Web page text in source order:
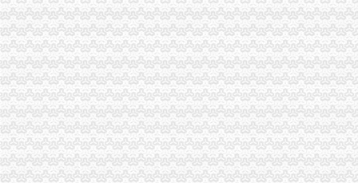
巫溪局立足“三个抓手”重庆代办公司提升干部职工精气
忠县局重庆代办公司四举措开展问题食品清查
秀山局创新机制扎实开展“唱读讲”重庆代办公司活动
九龙坡局重庆代办公司提出五项要求部署保护台湾水果工作
2011年端午节期间消费者申诉举报咨询处理况综述
高新区工商分局组织非公经济代表开展“我身边的重庆税务注销员” 演讲比赛
忠县工商局重庆营业执照注销超额完成2011年上半年微型企业发展任务
台盟中央资助万州区铁峰乡桐元村8户残疾人微型企业
个体执照注销
个人资企业营业执照注销登记-律快车公司
个体经营户注销执照需要一些什么手续-你好,我是一家个体经营户,